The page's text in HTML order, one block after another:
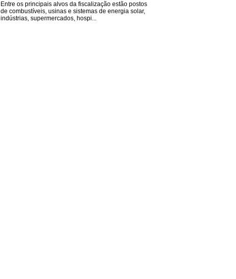
Entre os principais alvos da fiscalização estão postos
de combustíveis, usinas e sistemas de energia solar,
indústrias, supermercados, hospi...